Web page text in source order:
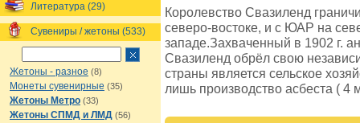
Литература (29)
Сувениры / жетоны (533)
Жетоны - разное (8)
Монеты сувенирные (35)
Жетоны Метро (33)
Жетоны СПМД и ЛМД (56)
Королевство Свазиленд
северо-востоке, и с ЮАР на
западе.Захваченный в 1902 г.
Свазиленд обрёл свою
страны является сельское
лишь производство асбеста ( 4